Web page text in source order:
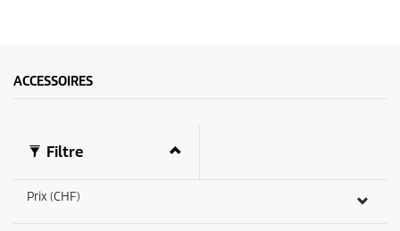
ACCESSOIRES
Filtre
Prix (CHF)